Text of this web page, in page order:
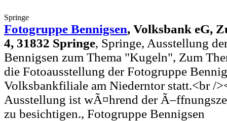
Springe
Fotogruppe Bennigsen, Volksbank eG,
4, 31832 Springe, Springe, Ausstellung
Bennigsen zum Thema "Kugeln", Zum
die Fotoausstellung der Fotogruppe
Volksbankfiliale am Niederntor statt.<br /
Ausstellung ist wÃ¤hrend der
zu besichtigen., Fotogruppe Bennigsen